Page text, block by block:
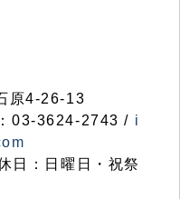
原4-26-13
03-3624-2743 / i
日：日曜日・祝祭